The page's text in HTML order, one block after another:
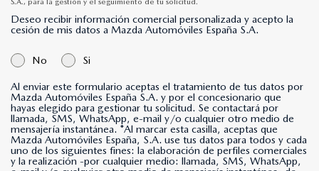
S.A., para la gestión y el seguimiento de tu solicitud.
Deseo recibir información comercial personalizada y acepto la
cesión de mis datos a Mazda Automóviles España S.A.
No Si
Al enviar este formulario aceptas el tratamiento de tus datos por
Mazda Automóviles España S.A. y por el concesionario que
hayas elegido para gestionar tu solicitud. Se contactará por
llamada, SMS, WhatsApp, e-mail y/o cualquier otro medio de
mensajería instantánea. *Al marcar esta casilla, aceptas que
Mazda Automóviles España, S.A. use tus datos para todos y cada
uno de los siguientes fines: la elaboración de perfiles comerciales
y la realización -por cualquier medio: llamada, SMS, WhatsApp,